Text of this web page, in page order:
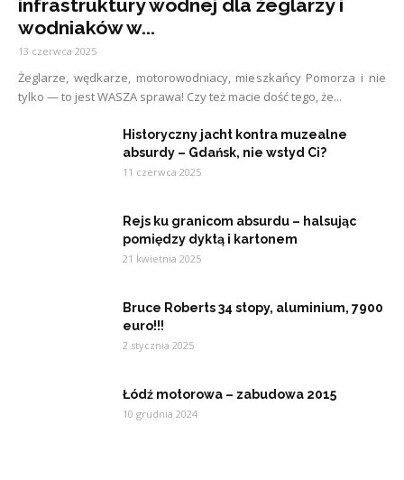
infrastruktury wodnej dla żeglarzy i
wodniaków w...
13 czerwca 2025
Żeglarze, wędkarze, motorowodniacy, mieszkańcy Pomorza i nie
tylko — to jest WASZA sprawa! Czy też macie dość tego, że...
Historyczny jacht kontra muzealne
absurdy – Gdańsk, nie wstyd Ci?
11 czerwca 2025
Rejs ku granicom absurdu – halsując
pomiędzy dyktą i kartonem
21 kwietnia 2025
Bruce Roberts 34 stopy, aluminium, 7900
euro!!!
2 stycznia 2025
Łódź motorowa – zabudowa 2015
10 grudnia 2024